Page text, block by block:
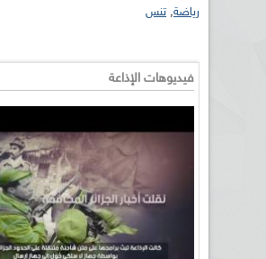
رياضة, تنس
فيديوهات الإذاعة